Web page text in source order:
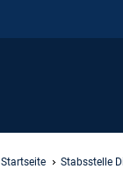
Startseite Stabsstelle